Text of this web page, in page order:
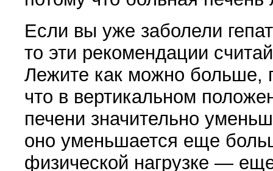
Если вы уже заболели
то эти рекомендации
Лежите как можно больше,
что в вертикальном
печени значительно
оно уменьшается еще
физической нагрузке —